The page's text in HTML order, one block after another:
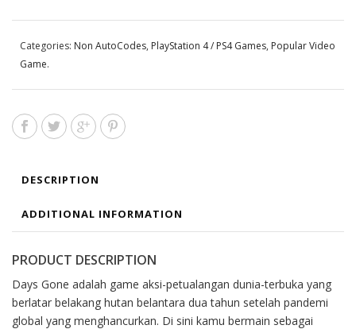
Categories: Non AutoCodes, PlayStation 4 / PS4 Games, Popular Video
Game.
DESCRIPTION
ADDITIONAL INFORMATION
PRODUCT DESCRIPTION
Days Gone adalah game aksi-petualangan dunia-terbuka yang
berlatar belakang hutan belantara dua tahun setelah pandemi
global yang menghancurkan. Di sini kamu bermain sebagai